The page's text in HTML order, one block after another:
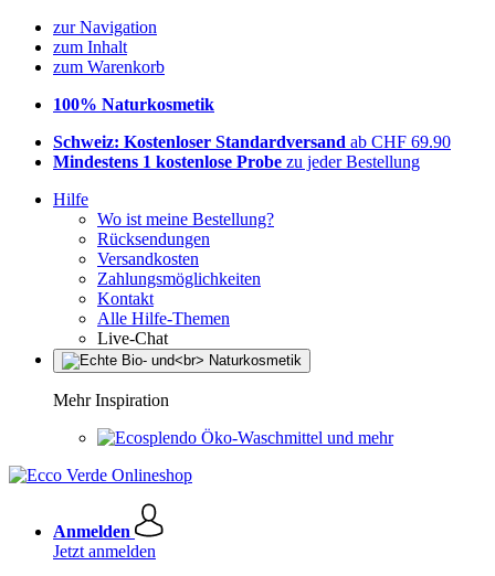
zur Navigation
zum Inhalt
zum Warenkorb
100% Naturkosmetik
Schweiz: Kostenloser Standardversand ab CHF 69.90
Mindestens 1 kostenlose Probe zu jeder Bestellung
Hilfe
Wo ist meine Bestellung?
Rücksendungen
Versandkosten
Zahlungsmöglichkeiten
Kontakt
Alle Hilfe-Themen
Live-Chat
Mehr Inspiration
Öko-Waschmittel und mehr
Anmelden
Jetzt anmelden